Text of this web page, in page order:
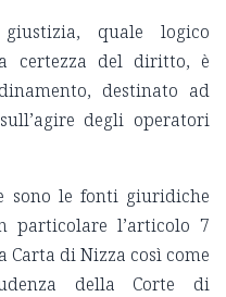
quale logico
certezza del diritto, è
destinato ad
degli operatori
sono le fonti giuridiche
particolare l’articolo 7
Carta di Nizza così come
della Corte di